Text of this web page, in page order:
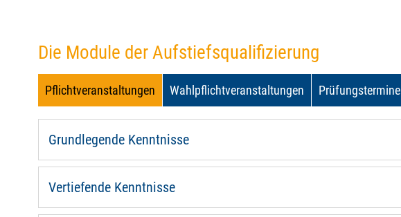
Die Module der Aufstiefsqualifizierung
Pflichtveranstaltungen Wahlpflichtveranstaltungen Prüfungstermine
Grundlegende Kenntnisse
Vertiefende Kenntnisse